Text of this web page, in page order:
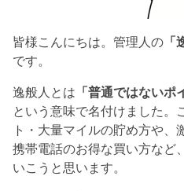
皆様こんにちは。管理人の
です。
逸般人とは 「普通ではないポ
という意味で名付けました。
ト・大量マイルの貯め方や、
携帯電話のお得な買い方など
いこうと思います。